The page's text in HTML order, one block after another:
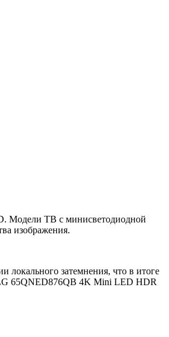
Модели ТВ с минисветодиодной
изображения.
локального затемнения, что в итоге
LG 65QNED876QB 4K Mini LED HDR